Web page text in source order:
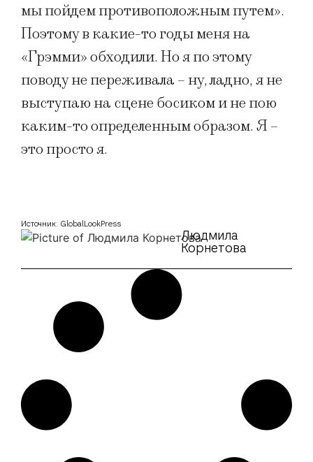
мы пойдем противоположным путем».
Поэтому в какие-то годы меня на
«Грэмми» обходили. Но я по этому
поводу не переживала – ну, ладно, я не
выступаю на сцене босиком и не пою
каким-то определенным образом. Я –
это просто я.
Людмила
Корнетова
Источник: GlobalLookPress